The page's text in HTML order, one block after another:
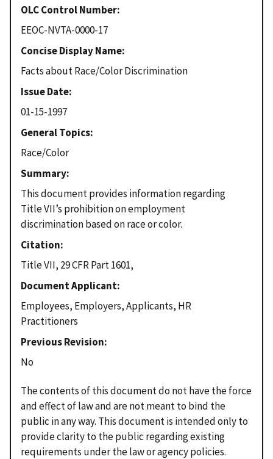
OLC Control Number
EEOC-NVTA-0000-17
Concise Display Name
Facts about Race/Color Discrimination
Issue Date
01-15-1997
General Topics
Race/Color
Summary
This document provides information regarding
Title VII’s prohibition on employment
discrimination based on race or color.
Citation
Title VII, 29 CFR Part 1601,
Document Applicant
Employees, Employers, Applicants, HR
Practitioners
Previous Revision
No
The contents of this document do not have the force
and effect of law and are not meant to bind the
public in any way. This document is intended only to
provide clarity to the public regarding existing
requirements under the law or agency policies.